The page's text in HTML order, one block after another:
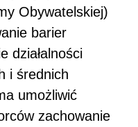
Obywatelskiej)
barier
działalności
i średnich
umożliwić
zachowanie